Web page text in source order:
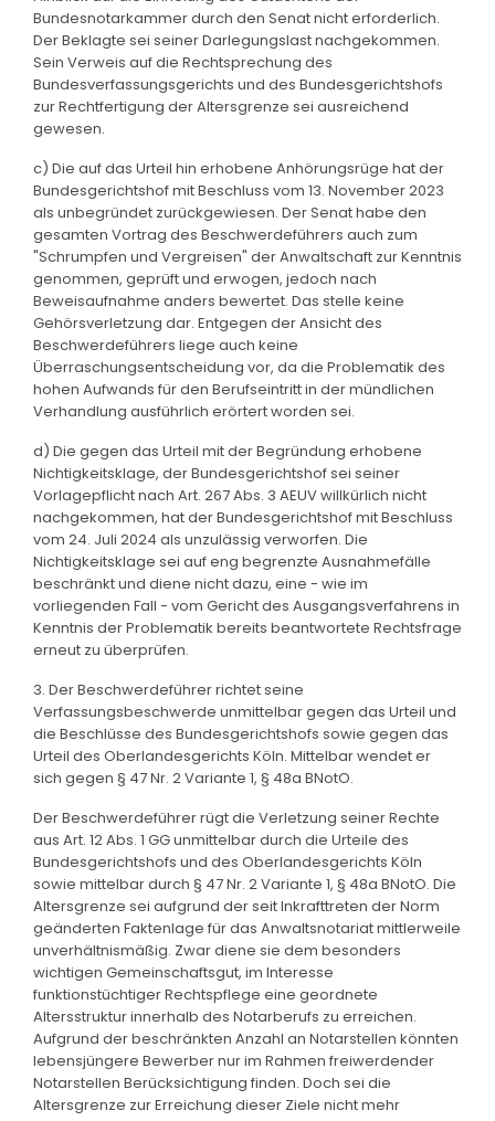
Bundesnotarkammer durch den Senat nicht erforderlich.
Der Beklagte sei seiner Darlegungslast nachgekommen.
Sein Verweis auf die Rechtsprechung des
Bundesverfassungsgerichts und des Bundesgerichtshofs
zur Rechtfertigung der Altersgrenze sei ausreichend
gewesen.
c) Die auf das Urteil hin erhobene Anhörungsrüge hat der
Bundesgerichtshof mit Beschluss vom 13. November 2023
als unbegründet zurückgewiesen. Der Senat habe den
gesamten Vortrag des Beschwerdeführers auch zum
"Schrumpfen und Vergreisen" der Anwaltschaft zur Kenntnis
genommen, geprüft und erwogen, jedoch nach
Beweisaufnahme anders bewertet. Das stelle keine
Gehörsverletzung dar. Entgegen der Ansicht des
Beschwerdeführers liege auch keine
Überraschungsentscheidung vor, da die Problematik des
hohen Aufwands für den Berufseintritt in der mündlichen
Verhandlung ausführlich erörtert worden sei.
d) Die gegen das Urteil mit der Begründung erhobene
Nichtigkeitsklage, der Bundesgerichtshof sei seiner
Vorlagepflicht nach Art. 267 Abs. 3 AEUV willkürlich nicht
nachgekommen, hat der Bundesgerichtshof mit Beschluss
vom 24. Juli 2024 als unzulässig verworfen. Die
Nichtigkeitsklage sei auf eng begrenzte Ausnahmefälle
beschränkt und diene nicht dazu, eine - wie im
vorliegenden Fall - vom Gericht des Ausgangsverfahrens in
Kenntnis der Problematik bereits beantwortete Rechtsfrage
erneut zu überprüfen.
3. Der Beschwerdeführer richtet seine
Verfassungsbeschwerde unmittelbar gegen das Urteil und
die Beschlüsse des Bundesgerichtshofs sowie gegen das
Urteil des Oberlandesgerichts Köln. Mittelbar wendet er
sich gegen § 47 Nr. 2 Variante 1, § 48a BNotO.
Der Beschwerdeführer rügt die Verletzung seiner Rechte
aus Art. 12 Abs. 1 GG unmittelbar durch die Urteile des
Bundesgerichtshofs und des Oberlandesgerichts Köln
sowie mittelbar durch § 47 Nr. 2 Variante 1, § 48a BNotO. Die
Altersgrenze sei aufgrund der seit Inkrafttreten der Norm
geänderten Faktenlage für das Anwaltsnotariat mittlerweile
unverhältnismäßig. Zwar diene sie dem besonders
wichtigen Gemeinschaftsgut, im Interesse
funktionstüchtiger Rechtspflege eine geordnete
Altersstruktur innerhalb des Notarberufs zu erreichen.
Aufgrund der beschränkten Anzahl an Notarstellen könnten
lebensjüngere Bewerber nur im Rahmen freiwerdender
Notarstellen Berücksichtigung finden. Doch sei die
Altersgrenze zur Erreichung dieser Ziele nicht mehr